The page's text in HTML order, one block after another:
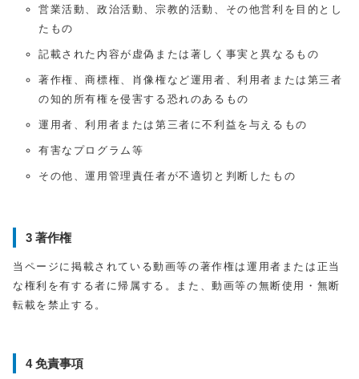
営業活動、政治活動、宗教的活動、その他営利を目的とし
たもの
記載された内容が虚偽または著しく事実と異なるもの
著作権、商標権、肖像権など運用者、利用者または第三者
の知的所有権を侵害する恐れのあるもの
運用者、利用者または第三者に不利益を与えるもの
有害なプログラム等
その他、運用管理責任者が不適切と判断したもの
3 著作権
当ページに掲載されている動画等の著作権は運用者または正当
な権利を有する者に帰属する。また、動画等の無断使用・無断
転載を禁止する。
4 免責事項